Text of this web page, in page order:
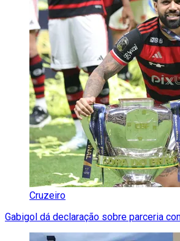
Cruzeiro
Gabigol dá declaração sobre parceria